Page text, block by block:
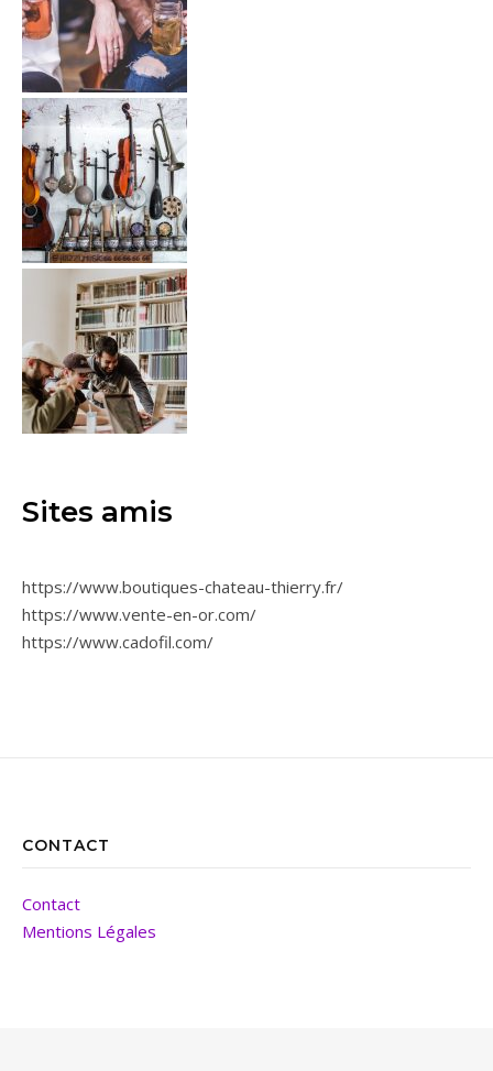
Sites amis
https://www.boutiques-chateau-thierry.fr/
https://www.vente-en-or.com/
https://www.cadofil.com/
CONTACT
Contact
Mentions Légales